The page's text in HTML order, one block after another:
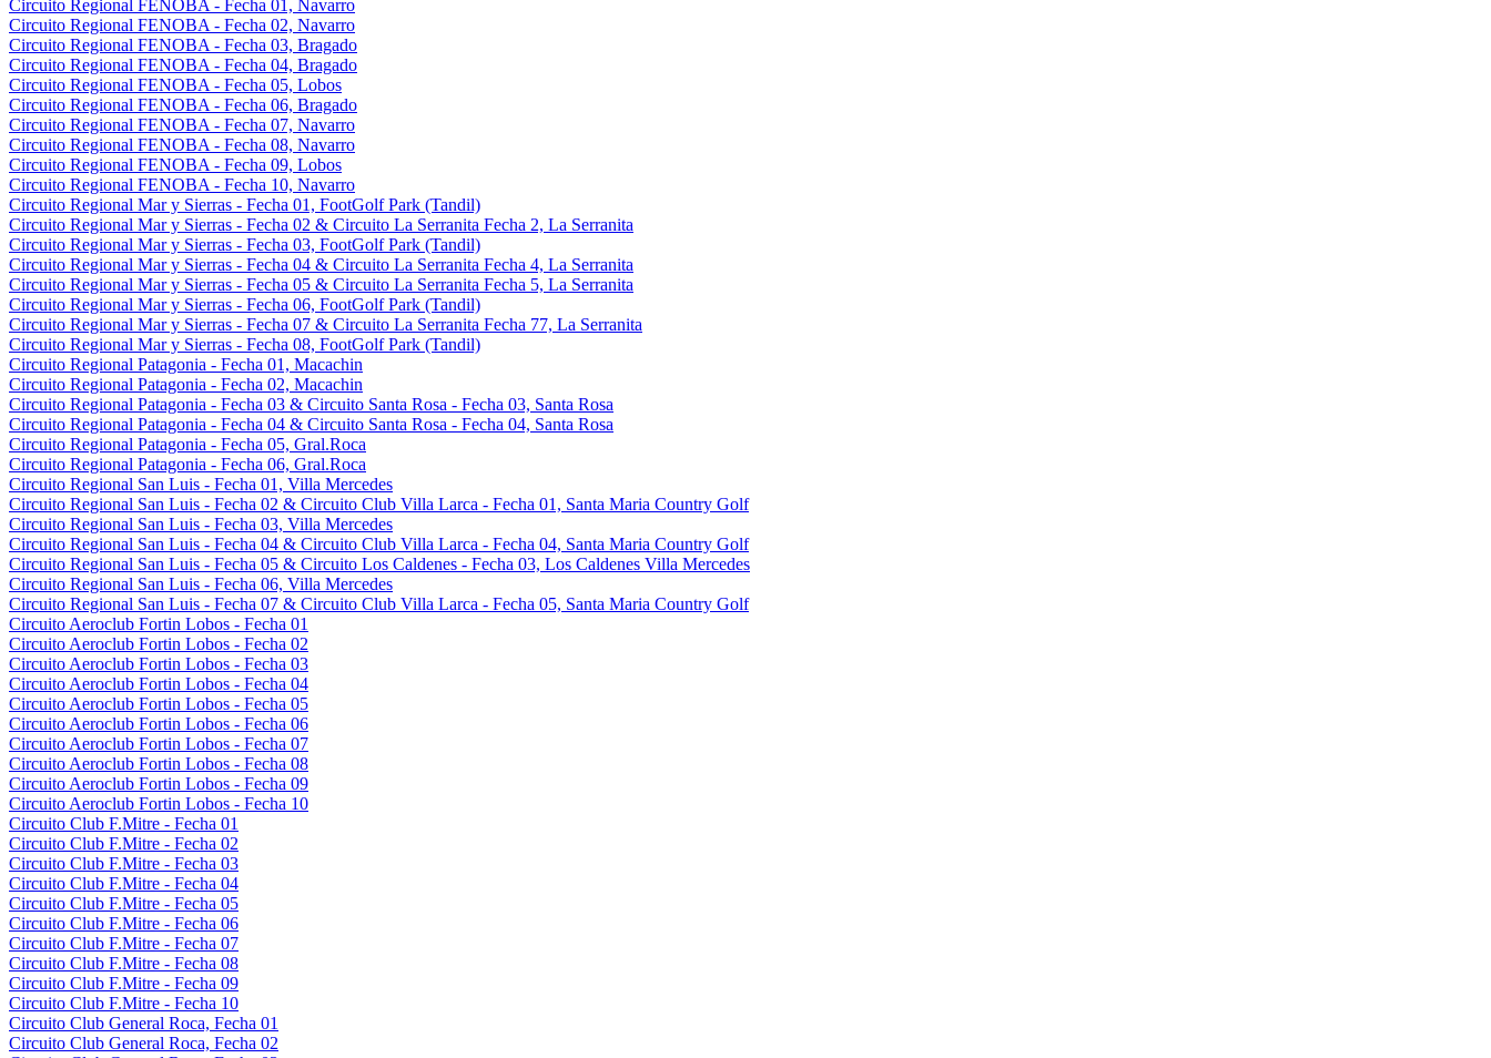
Circuito Regional FENOBA - Fecha 01, Navarro
Circuito Regional FENOBA - Fecha 02, Navarro
Circuito Regional FENOBA - Fecha 03, Bragado
Circuito Regional FENOBA - Fecha 04, Bragado
Circuito Regional FENOBA - Fecha 05, Lobos
Circuito Regional FENOBA - Fecha 06, Bragado
Circuito Regional FENOBA - Fecha 07, Navarro
Circuito Regional FENOBA - Fecha 08, Navarro
Circuito Regional FENOBA - Fecha 09, Lobos
Circuito Regional FENOBA - Fecha 10, Navarro
Circuito Regional Mar y Sierras - Fecha 01, FootGolf Park (Tandil)
Circuito Regional Mar y Sierras - Fecha 02 & Circuito La Serranita Fecha 2, La Serranita
Circuito Regional Mar y Sierras - Fecha 03, FootGolf Park (Tandil)
Circuito Regional Mar y Sierras - Fecha 04 & Circuito La Serranita Fecha 4, La Serranita
Circuito Regional Mar y Sierras - Fecha 05 & Circuito La Serranita Fecha 5, La Serranita
Circuito Regional Mar y Sierras - Fecha 06, FootGolf Park (Tandil)
Circuito Regional Mar y Sierras - Fecha 07 & Circuito La Serranita Fecha 77, La Serranita
Circuito Regional Mar y Sierras - Fecha 08, FootGolf Park (Tandil)
Circuito Regional Patagonia - Fecha 01, Macachin
Circuito Regional Patagonia - Fecha 02, Macachin
Circuito Regional Patagonia - Fecha 03 & Circuito Santa Rosa - Fecha 03, Santa Rosa
Circuito Regional Patagonia - Fecha 04 & Circuito Santa Rosa - Fecha 04, Santa Rosa
Circuito Regional Patagonia - Fecha 05, Gral.Roca
Circuito Regional Patagonia - Fecha 06, Gral.Roca
Circuito Regional San Luis - Fecha 01, Villa Mercedes
Circuito Regional San Luis - Fecha 02 & Circuito Club Villa Larca - Fecha 01, Santa Maria Country Golf
Circuito Regional San Luis - Fecha 03, Villa Mercedes
Circuito Regional San Luis - Fecha 04 & Circuito Club Villa Larca - Fecha 04, Santa Maria Country Golf
Circuito Regional San Luis - Fecha 05 & Circuito Los Caldenes - Fecha 03, Los Caldenes Villa Mercedes
Circuito Regional San Luis - Fecha 06, Villa Mercedes
Circuito Regional San Luis - Fecha 07 & Circuito Club Villa Larca - Fecha 05, Santa Maria Country Golf
Circuito Aeroclub Fortin Lobos - Fecha 01
Circuito Aeroclub Fortin Lobos - Fecha 02
Circuito Aeroclub Fortin Lobos - Fecha 03
Circuito Aeroclub Fortin Lobos - Fecha 04
Circuito Aeroclub Fortin Lobos - Fecha 05
Circuito Aeroclub Fortin Lobos - Fecha 06
Circuito Aeroclub Fortin Lobos - Fecha 07
Circuito Aeroclub Fortin Lobos - Fecha 08
Circuito Aeroclub Fortin Lobos - Fecha 09
Circuito Aeroclub Fortin Lobos - Fecha 10
Circuito Club F.Mitre - Fecha 01
Circuito Club F.Mitre - Fecha 02
Circuito Club F.Mitre - Fecha 03
Circuito Club F.Mitre - Fecha 04
Circuito Club F.Mitre - Fecha 05
Circuito Club F.Mitre - Fecha 06
Circuito Club F.Mitre - Fecha 07
Circuito Club F.Mitre - Fecha 08
Circuito Club F.Mitre - Fecha 09
Circuito Club F.Mitre - Fecha 10
Circuito Club General Roca, Fecha 01
Circuito Club General Roca, Fecha 02